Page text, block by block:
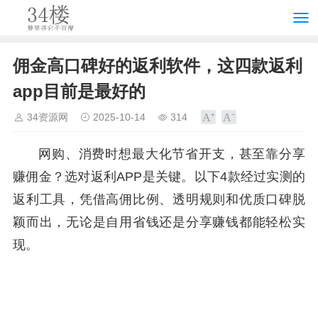
佣金高口碑好的返利软件，这四款返利
app目前是最好的
34资源网 2025-10-14 314
网购、消费时想最大化节省开支，甚至靠分享
赚佣金？选对返利APP是关键。以下4款经过实测的
返利工具，凭借高佣比例、透明规则和优质口碑脱
颖而出，无论是自用省钱还是分享赚钱都能轻松实
现。